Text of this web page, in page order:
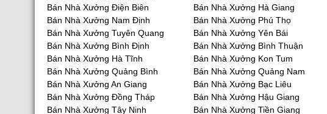
Bán Nhà Xưởng Điện Biên
Bán Nhà Xưởng Hà Giang
Bán Nhà Xưởng Nam Định
Bán Nhà Xưởng Phú Thọ
Bán Nhà Xưởng Tuyên Quang
Bán Nhà Xưởng Yên Bái
Bán Nhà Xưởng Bình Định
Bán Nhà Xưởng Bình Thuận
Bán Nhà Xưởng Hà Tĩnh
Bán Nhà Xưởng Kon Tum
Bán Nhà Xưởng Quảng Bình
Bán Nhà Xưởng Quảng Nam
Bán Nhà Xưởng An Giang
Bán Nhà Xưởng Bạc Liêu
Bán Nhà Xưởng Đồng Tháp
Bán Nhà Xưởng Hậu Giang
Bán Nhà Xưởng Tây Ninh
Bán Nhà Xưởng Tiền Giang